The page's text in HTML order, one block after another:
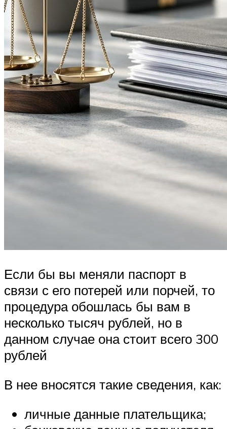
Если бы вы меняли паспорт в
связи с его потерей или порчей, то
процедура обошлась бы вам в
несколько тысяч рублей, но в
данном случае она стоит всего 300
рублей
В нее вносятся такие сведения, как:
личные данные плательщика;